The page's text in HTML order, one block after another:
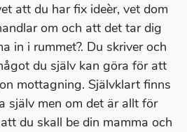
att du har fix ideèr, vet dom
om och att det tar dig
in i rummet?. Du skriver och
du själv kan göra för att
mottagning. Självklart finns
själv men om det är allt för
du skall be din mamma och